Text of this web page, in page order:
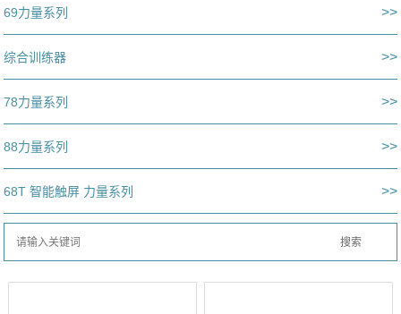
69力量系列 >>
综合训练器 >>
78力量系列 >>
88力量系列 >>
68T 智能触屏 力量系列 >>